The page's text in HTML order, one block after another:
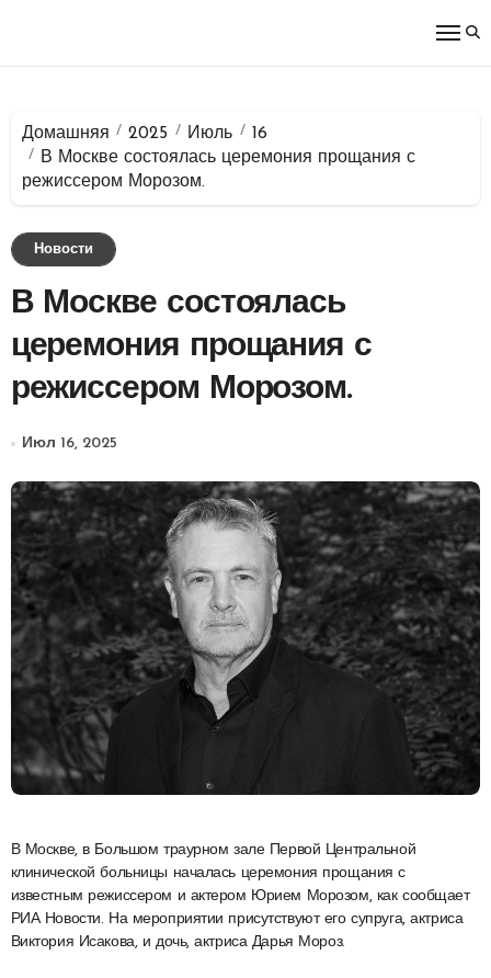
Домашняя 2025 Июль
16
В Москве состоялась церемония прощания с
режиссером Морозом.
Новости
В Москве состоялась
церемония прощания с
режиссером Морозом.
Июл 16, 2025
В Москве, в Большом траурном зале Первой Центральной
клинической больницы началась церемония прощания с
известным режиссером и актером Юрием Морозом, как сообщает
РИА Новости. На мероприятии присутствуют его супруга, актриса
Виктория Исакова, и дочь, актриса Дарья Мороз.